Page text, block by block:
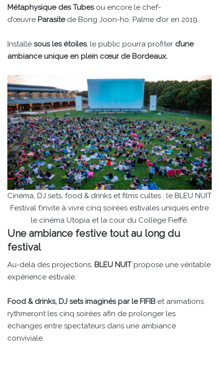
Métaphysique des Tubesou encore le chef-
d’œuvre Parasitede Bong Joon-ho, Palme d’or en 2019.
Installé sous les étoiles, le public pourra profiter d’une
ambiance unique en plein cœur de Bordeaux.
Cinéma, DJ sets, food & drinks et films cultes : le BLEU NUIT
Festival t’invite à vivre cinq soirées estivales uniques entre
le cinéma Utopia et la cour du Collège Fieffé.
Une ambiance festive tout au long du
festival
Au-delà des projections, BLEU NUITpropose une véritable
expérience estivale.
Food & drinks, DJ sets imaginés par le FIFIB et animations
rythmeront les cinq soirées afin de prolonger les
échanges entre spectateurs dans une ambiance
conviviale.